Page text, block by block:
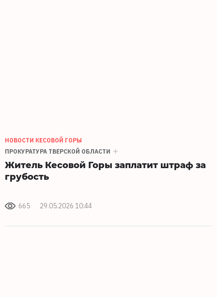
НОВОСТИ КЕСОВОЙ ГОРЫ
ПРОКУРАТУРА ТВЕРСКОЙ ОБЛАСТИ
Житель Кесовой Горы заплатит штраф за
грубость
665 29.05.2026 10:44